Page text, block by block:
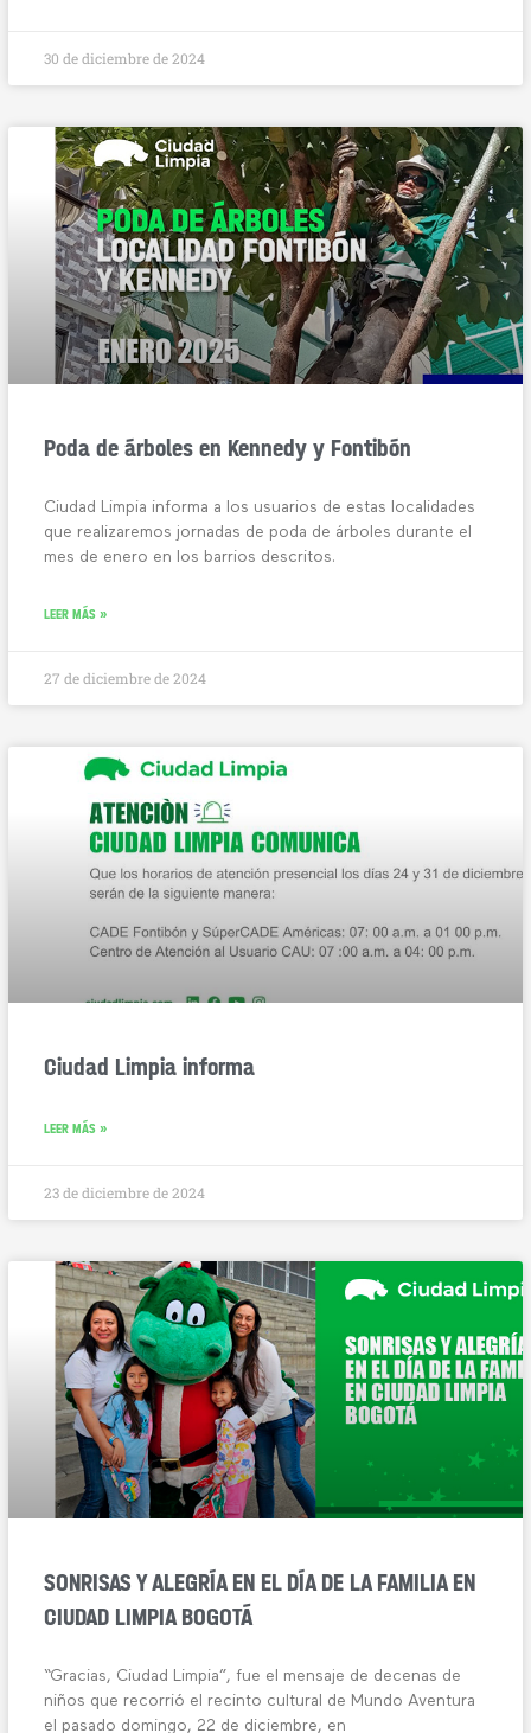
30 de diciembre de 2024
Poda de árboles en Kennedy y Fontibón
Ciudad Limpia informa a los usuarios de estas localidades
que realizaremos jornadas de poda de árboles durante el
mes de enero en los barrios descritos.
LEER MÁS »
27 de diciembre de 2024
Ciudad Limpia informa
LEER MÁS »
23 de diciembre de 2024
SONRISAS Y ALEGRÍA EN EL DÍA DE LA FAMILIA EN
CIUDAD LIMPIA BOGOTÁ
“Gracias, Ciudad Limpia”, fue el mensaje de decenas de
niños que recorrió el recinto cultural de Mundo Aventura
el pasado domingo, 22 de diciembre, en